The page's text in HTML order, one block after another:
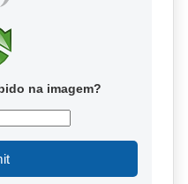
na imagem?